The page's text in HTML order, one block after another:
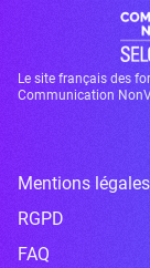
Le site français des
Communication
Mentions légales
RGPD
FAQ